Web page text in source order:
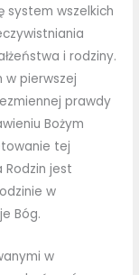
system wszelkich
i rodziny.
w pierwszej
prawdy
Bożym
tej
jest
w
Bóg.
w